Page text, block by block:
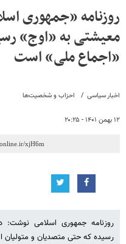
اخبار سیاسی احزاب و شخصیت‌ها
۱۲ بهمن ۱۴۰۱ - ۲۰:۲۵
روزنامه «جمهوری
معیشتی به «اوج»
«اجماع ملی» است
روزنامه جمهوری اسلامی نوشت:
رسیده که حتی متصدیان و متولیان